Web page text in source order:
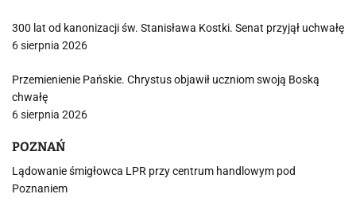
300 lat od kanonizacji św. Stanisława Kostki. Senat przyjął uchwałę
6 sierpnia 2026
Przemienienie Pańskie. Chrystus objawił uczniom swoją Boską
chwałę
6 sierpnia 2026
POZNAŃ
Lądowanie śmigłowca LPR przy centrum handlowym pod
Poznaniem